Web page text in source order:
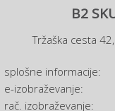
B2
Tržaška cesta
splošne informacije:
e-izobraževanje:
rač. izobraževanje: